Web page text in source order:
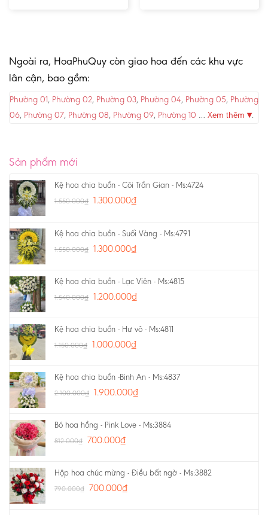
Ngoài ra, HoaPhuQuy còn giao hoa đến các khu vực
lân cận, bao gồm:
Phường 01, Phường 02, Phường 03, Phường 04, Phường 05, Phường
06, Phường 07, Phường 08, Phường 09, Phường 10 … Xem thêm ▾.
Sản phẩm mới
Kệ hoa chia buồn - Cõi Trần Gian - Ms:4724
1.550.000₫ 1.300.000₫
Kệ hoa chia buồn - Suối Vàng - Ms:4791
1.550.000₫ 1.300.000₫
Kệ hoa chia buồn - Lạc Viên - Ms:4815
1.540.000₫ 1.200.000₫
Kệ hoa chia buồn - Hư vô - Ms:4811
1.150.000₫ 1.000.000₫
Kệ hoa chia buồn -Bình An - Ms:4837
2.100.000₫ 1.900.000₫
Bó hoa hồng - Pink Love - Ms:3884
812.000₫ 700.000₫
Hộp hoa chúc mừng - Điều bất ngờ - Ms:3882
790.000₫ 700.000₫